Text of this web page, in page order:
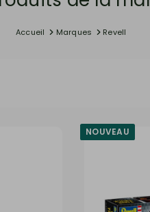
Accueil Marques Revell
NOUVEAU